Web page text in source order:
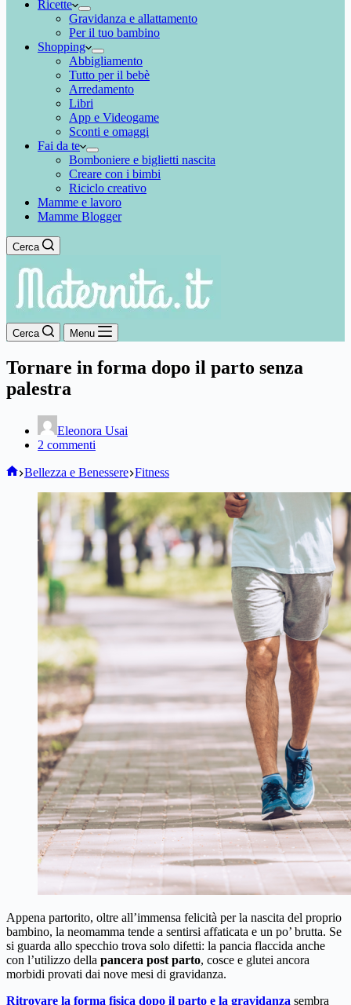
Ricette
Gravidanza e allattamento
Per il tuo bambino
Shopping
Abbigliamento
Tutto per il bebè
Arredamento
Libri
App e Videogame
Sconti e omaggi
Fai da te
Bomboniere e biglietti nascita
Creare con i bimbi
Riciclo creativo
Mamme e lavoro
Mamme Blogger
Cerca
Cerca Menu
Tornare in forma dopo il parto senza
palestra
Eleonora Usai
2 commenti
Home
Bellezza e Benessere Fitness
Appena partorito, oltre all’immensa felicità per la nascita del proprio
bambino, la neomamma tende a sentirsi affaticata e un po’ brutta. Se
si guarda allo specchio trova solo difetti: la pancia flaccida anche
con l’utilizzo della pancera post parto, cosce e glutei ancora
morbidi provati dai nove mesi di gravidanza.
Ritrovare la forma fisica dopo il parto e la gravidanza sembra